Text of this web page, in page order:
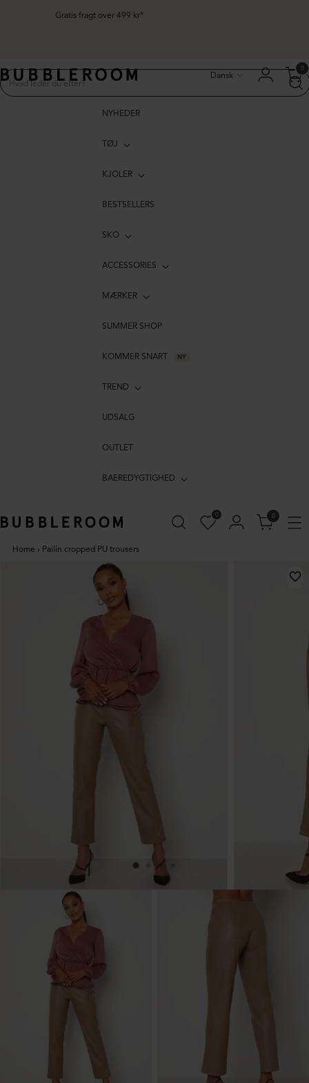
Gratis fragt over 499 kr*
Dansk
0
NYHEDER
TØJ
KJOLER
BESTSELLERS
SKO
ACCESSORIES
MÆRKER
SUMMER SHOP
KOMMER SNART NY
TREND
UDSALG
OUTLET
BAEREDYGTIGHED
0 0
Home › Pailin cropped PU trousers